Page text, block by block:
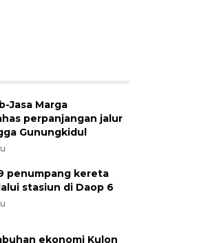
Jasa Marga
perpanjangan jalur
Gunungkidul
penumpang kereta
stasiun di Daop 6
ekonomi Kulon